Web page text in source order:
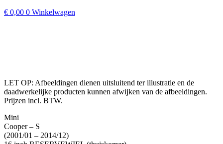
€ 0,00 0 Winkelwagen
LET OP: Afbeeldingen dienen uitsluitend ter illustratie en de
daadwerkelijke producten kunnen afwijken van de afbeeldingen.
Prijzen incl. BTW.
Mini
Cooper – S
(2001/01 – 2014/12)